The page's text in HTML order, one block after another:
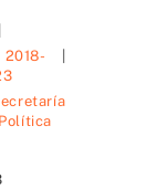
2018-